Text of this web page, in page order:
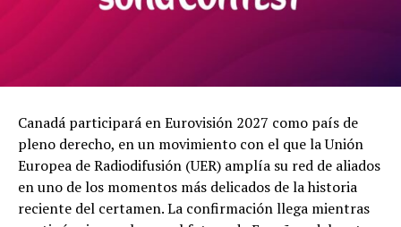
Canadá participará en Eurovisión 2027 como país de
pleno derecho, en un movimiento con el que la Unión
Europea de Radiodifusión (UER) amplía su red de aliados
en uno de los momentos más delicados de la historia
reciente del certamen. La confirmación llega mientras